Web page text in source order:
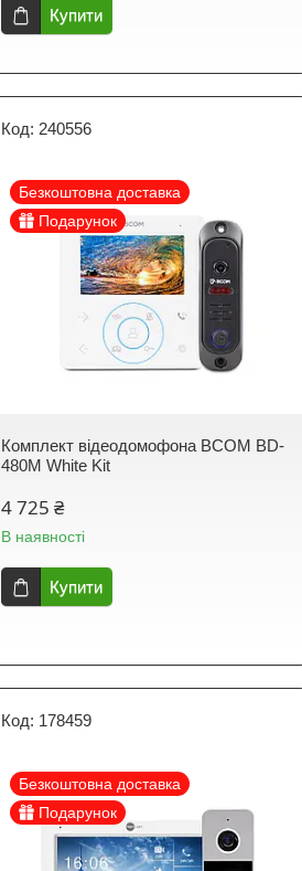
Купити
240556
Безкоштовна доставка
Подарунок
Комплект відеодомофона BCOM BD-
480M White Kit
4 725 ₴
В наявності
Купити
178459
Безкоштовна доставка
Подарунок